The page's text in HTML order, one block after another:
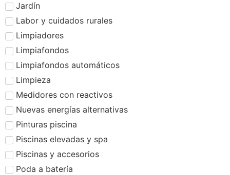
Jardín
Labor y cuidados rurales
Limpiadores
Limpiafondos
Limpiafondos automáticos
Limpieza
Medidores con reactivos
Nuevas energías alternativas
Pinturas piscina
Piscinas elevadas y spa
Piscinas y accesorios
Poda a batería